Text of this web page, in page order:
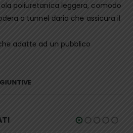
poliuretanica leggera, comodo
a tunnel daria che assicura il
adatte ad un pubblico